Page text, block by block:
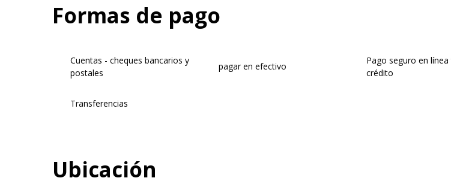
Formas de pago
Cuentas - cheques bancarios y
postales
pagar en efectivo
Pago seguro en
crédito
Transferencias
Ubicación